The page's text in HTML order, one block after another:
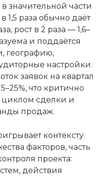
значительной части
1,5 раза обычно даёт
рост в 2 раза — 1,6–
и поддаётся
географию,
настройки.
заявок на квартал
что критично
сделки и
продаж.
контексту.
факторов, часть
проекта:
действия